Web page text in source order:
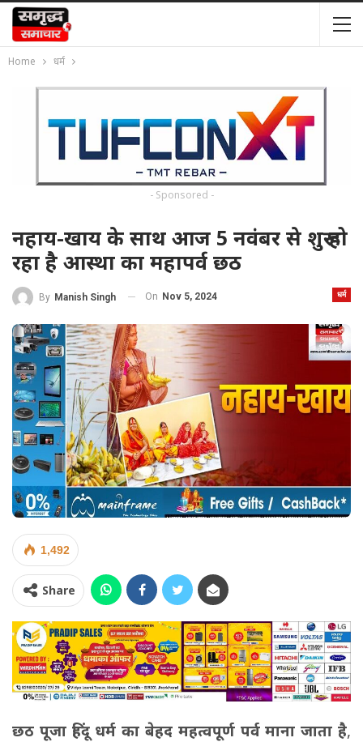
Home धर्म
- Sponsored -
नहाय-खाय के साथ आज 5 नवंबर से शुरू हो
रहा है आस्था का महापर्व छठ
धर्म
By Manish Singh On Nov 5, 2024
1,492
Share
छठ पूजा हिंदू धर्म का बेहद महत्वपूर्ण पर्व माना जाता है,